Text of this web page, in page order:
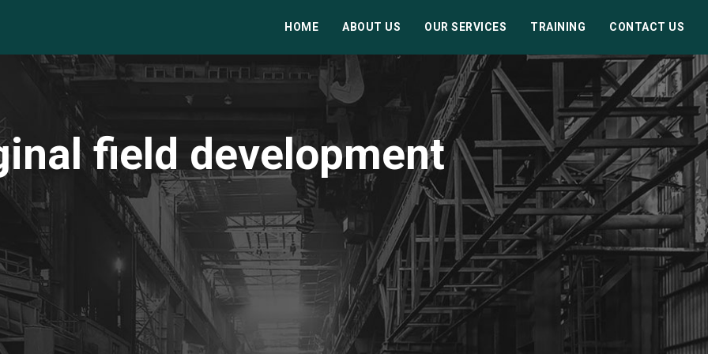
HOME ABOUT US OUR SERVICES TRAINING CONTACT US
field development